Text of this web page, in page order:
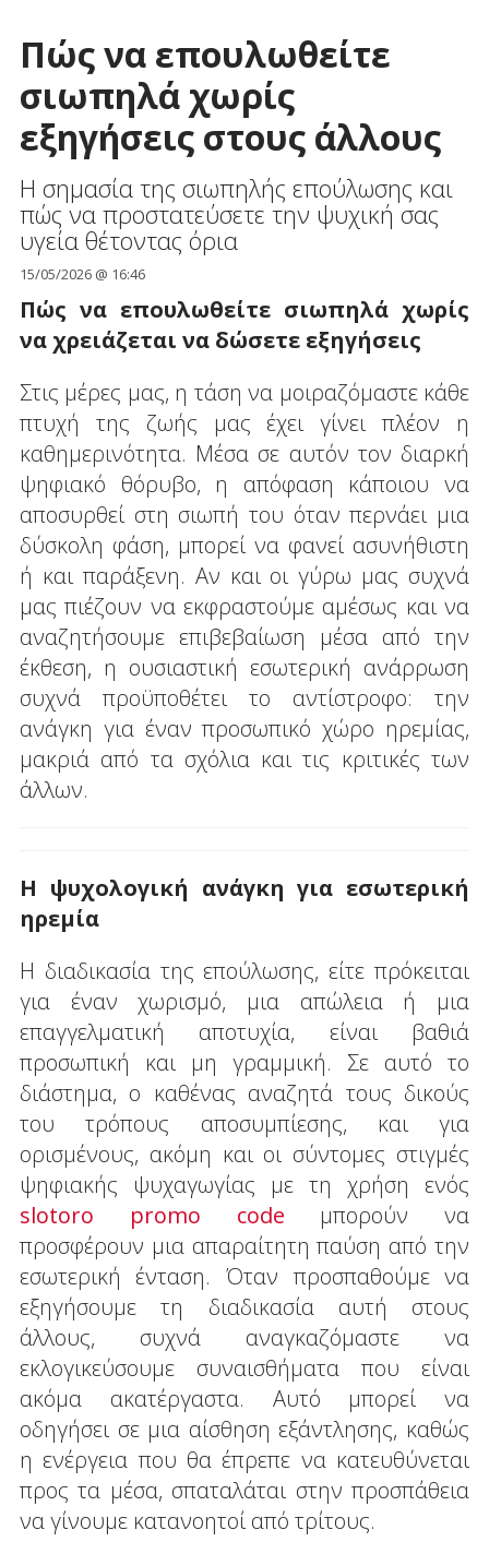
Πώς να επουλωθείτε
σιωπηλά χωρίς
εξηγήσεις στους άλλους
Η σημασία της σιωπηλής επούλωσης και
πώς να προστατεύσετε την ψυχική σας
υγεία θέτοντας όρια
15/05/2026 @ 16:46
Πώς να επουλωθείτε σιωπηλά χωρίς
να χρειάζεται να δώσετε εξηγήσεις
Στις μέρες μας, η τάση να μοιραζόμαστε κάθε
πτυχή της ζωής μας έχει γίνει πλέον η
καθημερινότητα. Μέσα σε αυτόν τον διαρκή
ψηφιακό θόρυβο, η απόφαση κάποιου να
αποσυρθεί στη σιωπή του όταν περνάει μια
δύσκολη φάση, μπορεί να φανεί ασυνήθιστη
ή και παράξενη. Αν και οι γύρω μας συχνά
μας πιέζουν να εκφραστούμε αμέσως και να
αναζητήσουμε επιβεβαίωση μέσα από την
έκθεση, η ουσιαστική εσωτερική ανάρρωση
συχνά προϋποθέτει το αντίστροφο: την
ανάγκη για έναν προσωπικό χώρο ηρεμίας,
μακριά από τα σχόλια και τις κριτικές των
άλλων.
Η ψυχολογική ανάγκη για εσωτερική
ηρεμία
Η διαδικασία της επούλωσης, είτε πρόκειται
για έναν χωρισμό, μια απώλεια ή μια
επαγγελματική αποτυχία, είναι βαθιά
προσωπική και μη γραμμική. Σε αυτό το
διάστημα, ο καθένας αναζητά τους δικούς
του τρόπους αποσυμπίεσης, και για
ορισμένους, ακόμη και οι σύντομες στιγμές
ψηφιακής ψυχαγωγίας με τη χρήση ενός
slotoro promo code μπορούν να
προσφέρουν μια απαραίτητη παύση από την
εσωτερική ένταση. Όταν προσπαθούμε να
εξηγήσουμε τη διαδικασία αυτή στους
άλλους, συχνά αναγκαζόμαστε να
εκλογικεύσουμε συναισθήματα που είναι
ακόμα ακατέργαστα. Αυτό μπορεί να
οδηγήσει σε μια αίσθηση εξάντλησης, καθώς
η ενέργεια που θα έπρεπε να κατευθύνεται
προς τα μέσα, σπαταλάται στην προσπάθεια
να γίνουμε κατανοητοί από τρίτους.